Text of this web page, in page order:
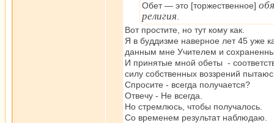
Обет — это [торжественное]
религия
Вот простите, но тут кому как.
Я в буддизме наверное лет 45 уже
данным мне Учителем и
И принятые мной обеты -
силу собственных воззрений
Спросите - всегда получается?
Отвечу - Не всегда.
Но стремлюсь, чтобы получалось.
Со временем результат наблюдаю.